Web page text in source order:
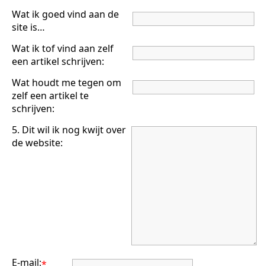
Wat ik goed vind aan de
site is…
Wat ik tof vind aan zelf
een artikel schrijven:
Wat houdt me tegen om
zelf een artikel te
schrijven:
5. Dit wil ik nog kwijt over
de website:
E-mail: